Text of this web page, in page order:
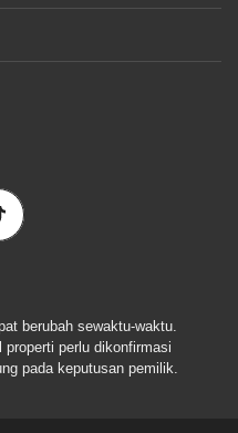
berubah sewaktu-waktu.
perlu dikonfirmasi
pada keputusan pemilik.